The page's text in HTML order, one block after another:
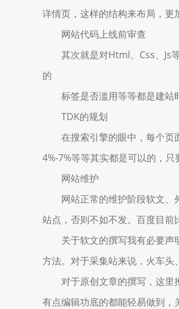
详情页，这样的结构来布局，更
网站代码上线前审查
其次就是对Html、Css、Js等
的
标签是否滥用等等都是建站时
TDK的规划
在搜索引擎的眼中，每个页面
4%-7%等等其实都是可以的，只
网站维护
网站正常的维护阶段软文、外
站点，否则不如不发。百度目前
关于软文的撰写我有必要声明
方法。对于采集站来说，火车头
对于原创文章的撰写，这里推
有点编辑功底的都能轻易做到，